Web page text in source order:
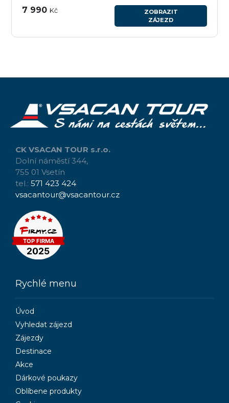
7 990 Kč
ZOBRAZIT
ZÁJEZD
CK VSACAN TOUR s.r.o.
Dolní náměstí 344,
755 01 Vsetín
tel.: 571 423 424
vsacantour@vsacantour.cz
Rychlé menu
Úvod
Vyhledat zájezd
Zájezdy
Destinace
Akce
Dárkové poukazy
Oblíbene produkty